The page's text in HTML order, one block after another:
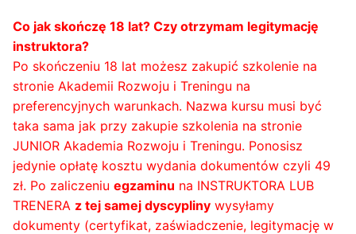
Co jak skończę 18 lat? Czy otrzymam legitymację
instruktora?
Po skończeniu 18 lat możesz zakupić szkolenie na
stronie Akademii Rozwoju i Treningu na
preferencyjnych warunkach. Nazwa kursu musi być
taka sama jak przy zakupie szkolenia na stronie
JUNIOR Akademia Rozwoju i Treningu. Ponosisz
jedynie opłatę kosztu wydania dokumentów czyli 49
zł. Po zaliczeniu egzaminu na INSTRUKTORA LUB
TRENERA z tej samej dyscypliny wysyłamy
dokumenty (certyfikat, zaświadczenie, legitymację w